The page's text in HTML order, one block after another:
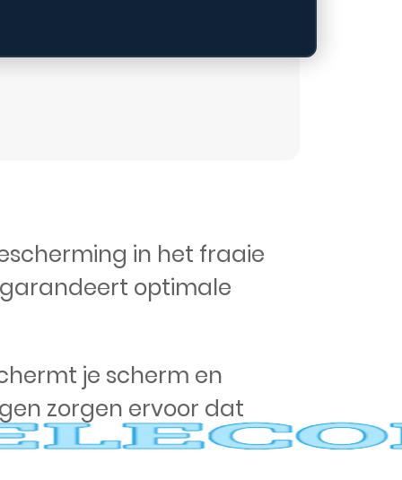
in het fraaie
garandeert optimale
je scherm en
zorgen ervoor dat